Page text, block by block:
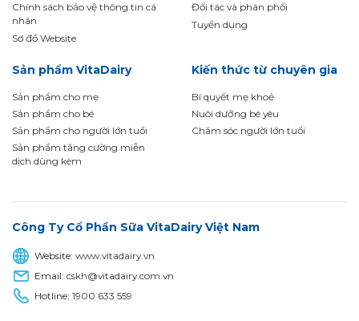
Chính sách bảo vệ thông tin cá
nhân
Sơ đồ Website
Đối tác và phân phối
Tuyển dụng
Sản phẩm VitaDairy
Sản phẩm cho mẹ
Sản phẩm cho bé
Sản phẩm cho người lớn tuổi
Sản phẩm tăng cường miễn
dịch dùng kèm
Kiến thức từ chuyên gia
Bí quyết mẹ khoẻ
Nuôi dưỡng bé yêu
Chăm sóc người lớn tuổi
Công Ty Cổ Phần Sữa VitaDairy Việt Nam
Website:www.vitadairy.vn
Email:cskh@vitadairy.com.vn
Hotline:1900 633 559